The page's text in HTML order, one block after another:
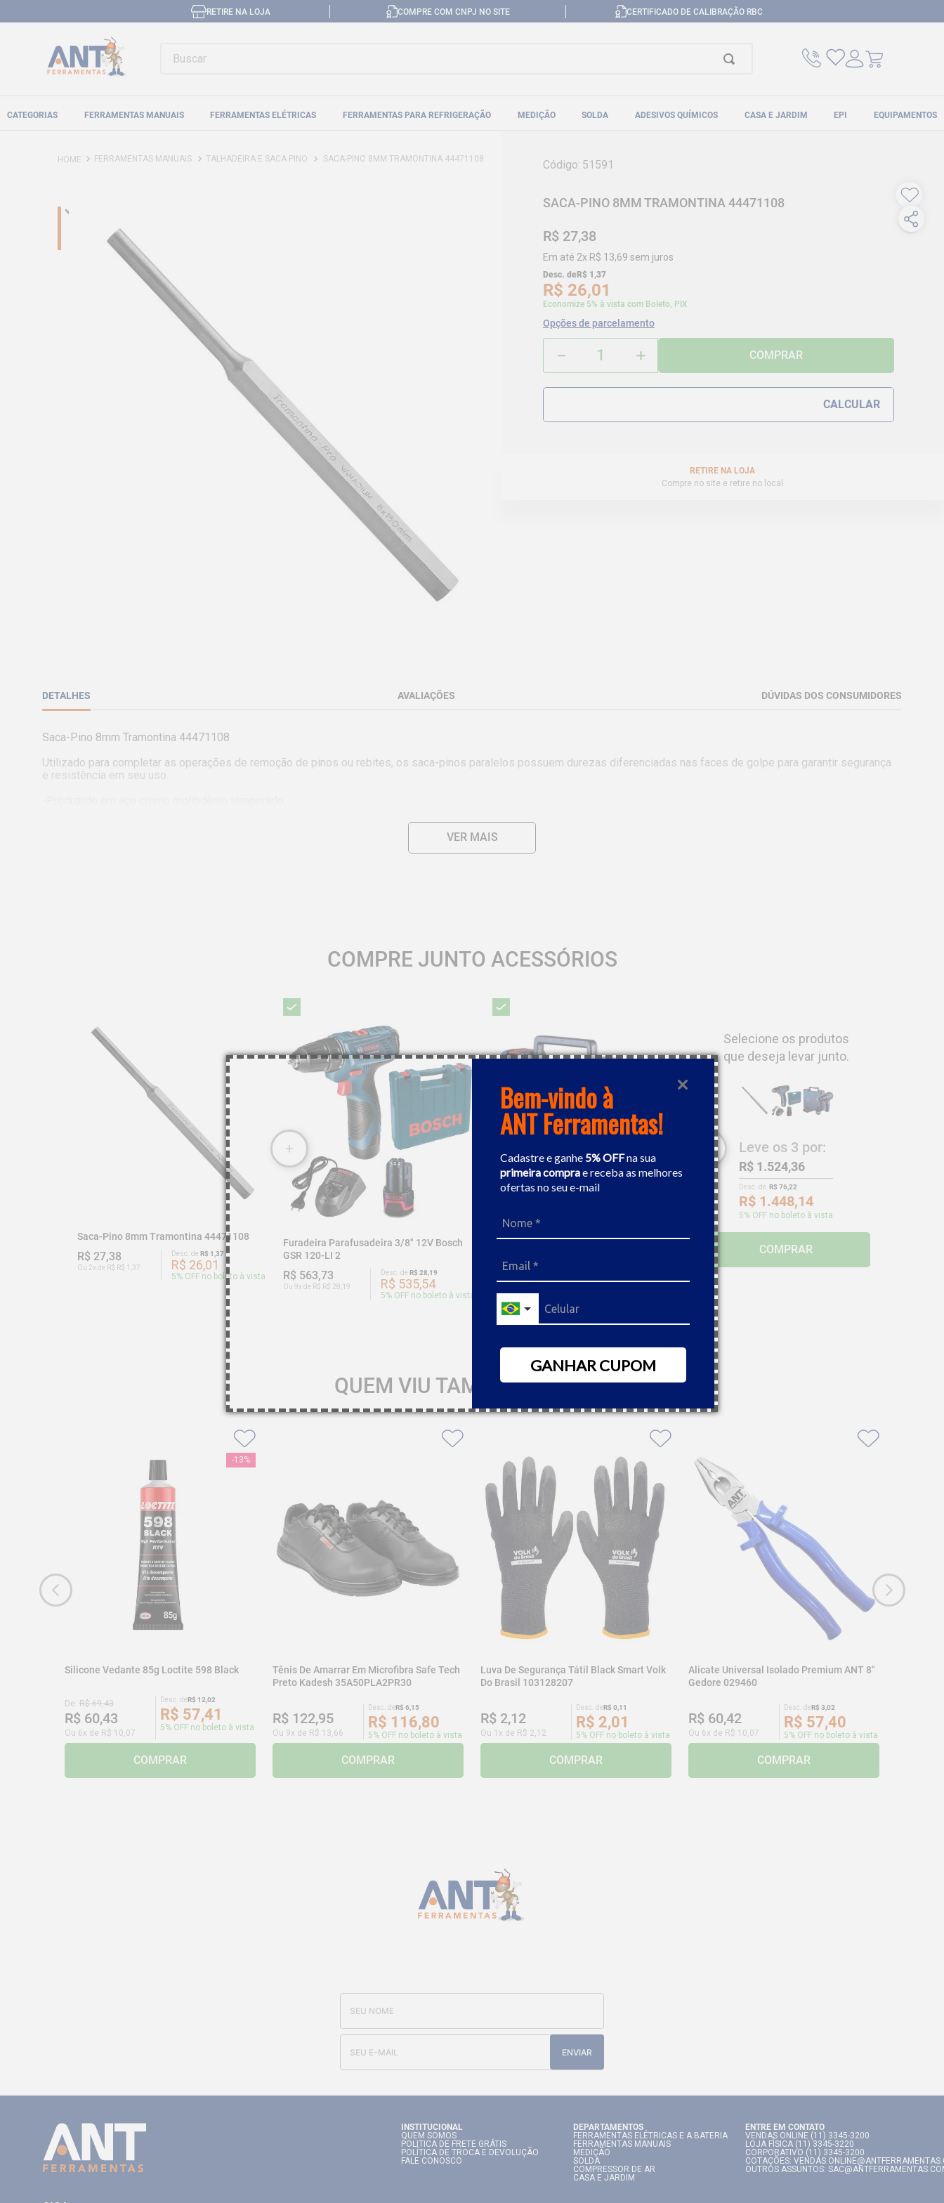
Bem-vindo à
ANT Ferramentas!
Cadastre e ganhe5% OFFna sua
primeira comprae receba as melhores
ofertas no seu e-mail
GANHAR CUPOM
RETIRE NA LOJA COMPRE COM CNPJ NO SITE CERTIFICADO DE CALIBRAÇÃO RBC
CATEGORIAS FERRAMENTAS MANUAIS FERRAMENTAS ELÉTRICAS FERRAMENTAS PARA REFRIGERAÇÃO MEDIÇÃO SOLDA ADESIVOS QUÍMICOS CASA E JARDIM EPI EQUIPAMENTOS
FERRAMENTAS MANUAIS TALHADEIRA E SACA PINO SACA-PINO 8MM TRAMONTINA 44471108 Código: 51591
SACA-PINO 8MM TRAMONTINA 44471108
R$ 27,38
Em até 2x R$ 13,69 sem juros
Desc. deR$ 1 ,37
R$ 26,01
Economize 5% à vista com Boleto, PIX
Opções de parcelamento
＋
－ COMPRAR
RETIRE NA LOJA
Compre no site e retire no local
DETALHES AVALIAÇÕES DÚVIDAS DOS CONSUMIDORES
Saca-Pino 8mm Tramontina 44471108
Utilizado para completar as operações de remoção de pinos ou rebites, os saca-pinos paralelos possuem durezas diferenciadas nas faces de golpe para garantir segurança
e resistência em seu uso.
-Estas ferramentas de impacto têm dureza diferenciada no gume de corte e na face que será golpeada.
VER MAIS
COMPRE JUNTO ACESSÓRIOS
Saca-Pino 8mm Tramontina 44471108
R$ 27,38
Ou 2x de R$ R$ 1,37
Desc. de R$ 1,37
R$ 26,01
5% OFF no boleto à vista
Furadeira Parafusadeira 3/8" 12V Bosch
GSR 120-LI 2
R$ 563,73
Ou 9x de R$ R$ 28,19
Desc. de R$ 28,19
R$ 535,54
5% OFF no boleto à vista
Furadeira / Parafusadeira A Bateria 12V
R$ 886,59
Selecione os produtos
que deseja levar junto.
Leve os 3 por:
R$ 1.524,36
Desc. de R$ 76,22
R$ 1.448,14
5% OFF no boleto à vista
COMPRAR
QUEM VIU TAMBÉM GOSTOU
-13%
Silicone Vedante 85g Loctite 598 Black
De:R$ 69,43
R$ 60,43
Ou 6x de R$ 10 07
Desc. deR$ 12 02
R$ 57,41
5% OFF no boleto à vista
COMPRAR
Tênis De Amarrar Em Microfibra Safe Tech
Preto Kadesh 35A50PLA2PR30
R$ 122,95
Ou 9x de R$ 13 66
Desc. deR$ 6, 15
R$ 116,80
5% OFF no boleto à vista
COMPRAR
Luva De Segurança Tátil Black Smart Volk
Do Brasil 103128207
R$ 2,12
Ou 1 x de R$ 2 12
Desc. deR$ 0 11
R$ 2,01
5% OFF no boleto à vista
COMPRAR
Alicate Universal Isolado Premium ANT 8"
Gedore 029460
R$ 60,42
Ou 6x de R$ 10 07
Desc. deR$ 3 02
R$ 57,40
5% OFF no boleto à vista
COMPRAR
ENVIAR
INSTITUCIONAL
QUEM SOMOS
POLITICA DE FRETE GRÁTIS
POLÍTICA DE TROCA E DEVOLUÇÃO
FALE CONOSCO
DEPARTAMENTOS
FERRAMENTAS ELÉTRICAS E A BATERIA
FERRAMENTAS MANUAIS
MEDIÇÃO
SOLDA
COMPRESSOR DE AR
CASA E JARDIM
ENTRE EM CONTATO
VENDAS ONLINE (11) 3345-3200
LOJA FÍSICA (11) 3345-3220
CORPORATIVO (11) 3345-3200
COTAÇÕES:
OUTROS ASSUNTOS: